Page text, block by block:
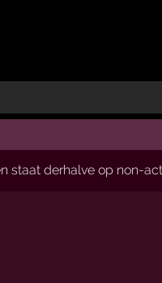
staat derhalve op non-